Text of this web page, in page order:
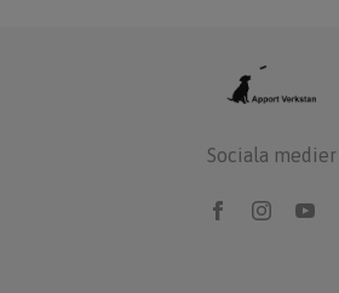
Sociala medier